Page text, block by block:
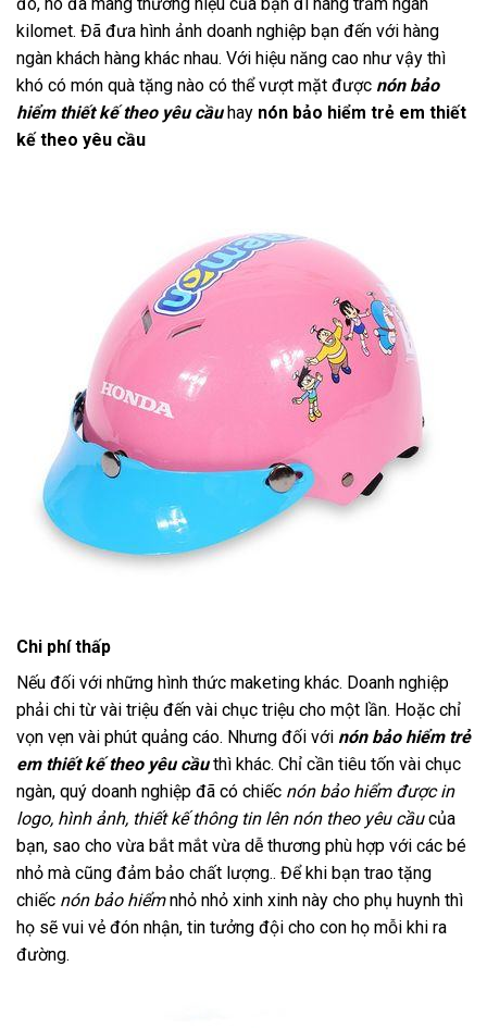
kilomet. Đã đưa hình ảnh doanh nghiệp bạn đến với hàng
ngàn khách hàng khác nhau. Với hiệu năng cao như vậy thì
khó có món quà tặng nào có thể vượt mặt được nón bảo
hiểm thiết kế theo yêu cầuhay nón bảo hiểm trẻ em thiết
kế theo yêu cầu
Chi phí thấp
Nếu đối với những hình thức maketing khác. Doanh nghiệp
phải chi từ vài triệu đến vài chục triệu cho một lần. Hoặc chỉ
vọn vẹn vài phút quảng cáo. Nhưng đối với nón bảo hiểm trẻ
em thiết kế theo yêu cầuthì khác. Chỉ cần tiêu tốn vài chục
ngàn, quý doanh nghiệp đã có chiếc nón bảo hiểm được in
logo, hình ảnh, thiết kế thông tin lên nón theo yêu cầucủa
bạn, sao cho vừa bắt mắt vừa dễ thương phù hợp với các bé
nhỏ mà cũng đảm bảo chất lượng.. Để khi bạn trao tặng
chiếc nón bảo hiểmnhỏ nhỏ xinh xinh này cho phụ huynh thì
họ sẽ vui vẻ đón nhận, tin tưởng đội cho con họ mỗi khi ra
đường.